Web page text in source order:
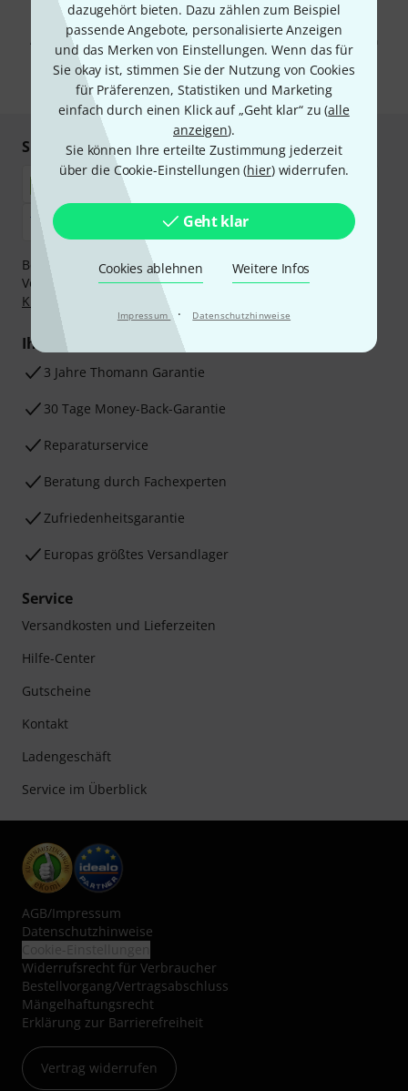
dazugehört bieten. Dazu zählen zum Beispiel
passende Angebote, personalisierte Anzeigen
und das Merken von Einstellungen. Wenn das für
Sie okay ist, stimmen Sie der Nutzung von Cookies
für Präferenzen, Statistiken und Marketing
einfach durch einen Klick auf „Geht klar“ zu (alle
anzeigen).
Sie können Ihre erteilte Zustimmung jederzeit
über die Cookie-Einstellungen (hier) widerrufen.
Geht klar
Cookies ablehnen Weitere Infos
Impressum · Datenschutzhinweise
Mit Klick auf „Jetzt anmelden“ stimmen Sie dem Erhalt von E-Mail-
Werbung und einer Messung des E-Mail-Nutzungsverhaltens zu. Die
Abmeldung ist jederzeit möglich. Weitere Informationen finden Sie in
unserenDatenschutzhinweisen.
* Pflichtfeld
Sicher einkaufen & bezahlen
Bezahlen Sie vertraulich und sicher per Nachnahme,
Vorkasse, PayPal, Amazon Pay,
Klarna Sofort bezahlen
Klarna Ratenzahlung
oder Kreditkarte.
Ihre Vorteile
3 Jahre Thomann Garantie
30 Tage Money-Back-Garantie
Reparaturservice
Beratung durch Fachexperten
Zufriedenheitsgarantie
Europas größtes Versandlager
Service
Versandkosten und Lieferzeiten
Hilfe-Center
Gutscheine
Kontakt
Ladengeschäft
Service im Überblick
AGB/Impressum
Datenschutzhinweise
Widerrufsrecht für Verbraucher
Bestellvorgang/Vertragsabschluss
Mängelhaftungsrecht
Erklärung zur Barrierefreiheit
Vertrag widerrufen